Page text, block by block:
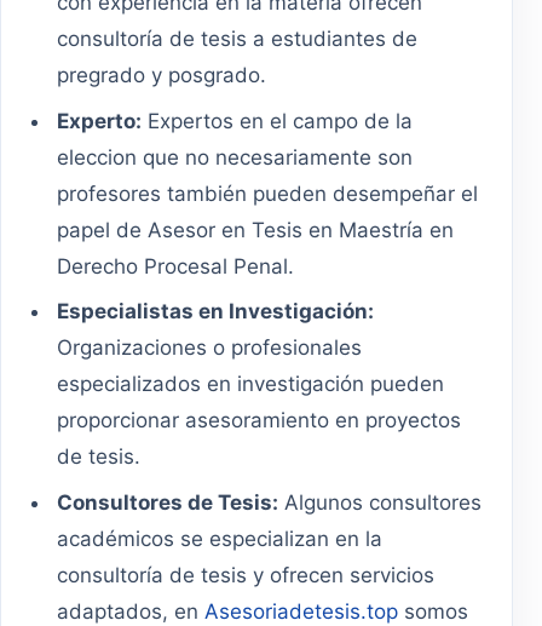
consultoría de tesis a estudiantes de
pregrado y posgrado.
Experto: Expertos en el campo de la
eleccion que no necesariamente son
profesores también pueden desempeñar el
papel de Asesor en Tesis en Maestría en
Derecho Procesal Penal.
Especialistas en Investigación:
Organizaciones o profesionales
especializados en investigación pueden
proporcionar asesoramiento en proyectos
de tesis.
Consultores de Tesis: Algunos consultores
académicos se especializan en la
consultoría de tesis y ofrecen servicios
adaptados, enAsesoriadetesis.top somos